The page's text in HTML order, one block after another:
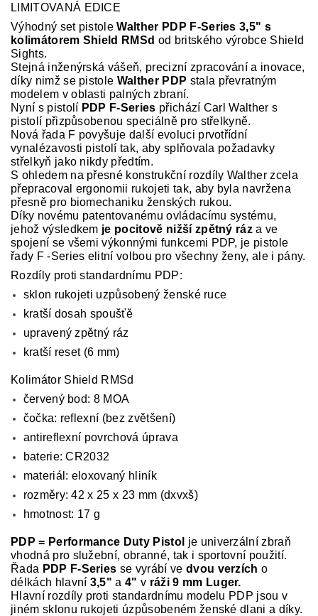
LIMITOVANÁ EDICE
Výhodný set pistoleWalther PDP F-Series 3,5" s
kolimátorem Shield RMSd od britského výrobce Shield
Sights.
Stejná inženýrská vášeň, precizní zpracování a inovace,
díky nimž se pistole Walther PDP stala převratným
modelem v oblasti palných zbraní.
Nyní s pistolí PDP F-Series přichází Carl Walther s
pistolí přizpůsobenou speciálně pro střelkyně.
Nová řada F povyšuje další evoluci prvotřídní
vynalézavosti pistolí tak, aby splňovala požadavky
střelkyň jako nikdy předtím.
S ohledem na přesné konstrukční rozdíly Walther zcela
přepracoval ergonomii rukojeti tak, aby byla navržena
přesně pro biomechaniku ženských rukou.
Díky novému patentovanému ovládacímu systému,
jehož výsledkem je pocitově nižší zpětný ráz a ve
spojení se všemi výkonnými funkcemi PDP, je pistole
řady F -Series elitní volbou pro všechny ženy, ale i pány.
Rozdíly proti standardnímu PDP:
sklon rukojeti uzpůsobený ženské ruce
kratší dosah spoušťě
upravený zpětný ráz
kratší reset (6 mm)
Kolimátor Shield RMSd
červený bod: 8 MOA
čočka: reflexní (bez zvětšení)
antireflexní povrchová úprava
baterie: CR2032
materiál: eloxovaný hliník
rozměry: 42 x 25 x 23 mm (dxvxš)
hmotnost: 17 g
PDP = Performance Duty Pistol je univerzální zbraň
vhodná pro služební, obranné, tak i sportovní použití.
Řada PDP F-Series se vyrábí ve dvou verzích o
délkách hlavní 3,5" a4" v ráži 9 mm Luger.
Hlavní rozdíly proti standardnímu modelu PDP jsou v
jiném sklonu rukojeti úzpůsobeném ženské dlani a díky.